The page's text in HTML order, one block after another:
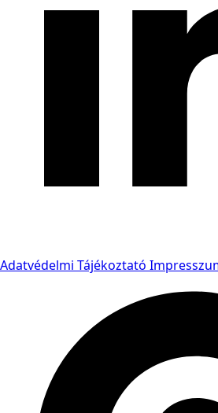
Adatvédelmi Tájékoztató